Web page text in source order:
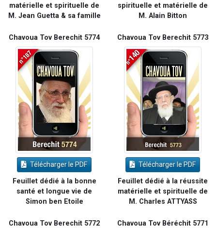
matérielle et spirituelle de
M. Jean Guetta & sa famille
spirituelle et matérielle de
M. Alain Bitton
Chavoua Tov Berechit 5774
Télécharger le PDF
Feuillet dédié à la bonne
santé et longue vie de
Simon ben Etoile
Chavoua Tov Berechit 5773
Télécharger le PDF
Feuillet dédié à la réussite
matérielle et spirituelle de
M. Charles ATTYASS
Chavoua Tov Berechit 5772 Chavoua Tov Béréchit 5771